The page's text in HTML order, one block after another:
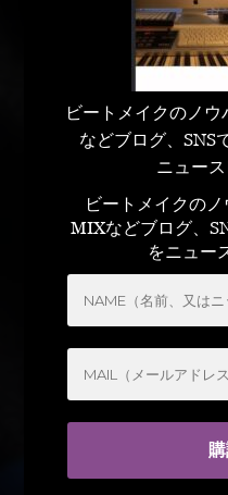
ビートメイクのノ
などブログ、SNS
ニュー
ビートメイクの
MIXなどブログ、
をニュー